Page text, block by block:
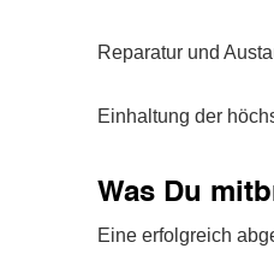
Reparatur und
Einhaltung der
Was Du
Eine erfolgreich